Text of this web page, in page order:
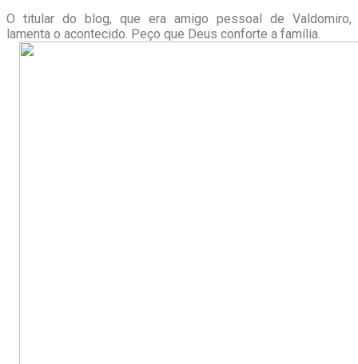
O titular do blog, que era amigo pessoal de Valdomiro,
lamenta o acontecido. Peço que Deus conforte a família.